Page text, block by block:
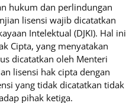
hukum dan perlindungan
lisensi wajib dicatatkan
Intelektual (DJKI). Hal ini
Cipta, yang menyatakan
dicatatkan oleh Menteri
lisensi hak cipta dengan
yang tidak dicatatkan tidak
pihak ketiga.